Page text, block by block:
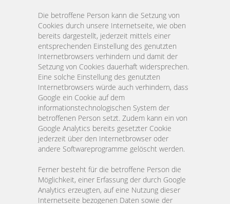
Die betroffene Person kann die Setzung von
Cookies durch unsere Internetseite, wie oben
bereits dargestellt, jederzeit mittels einer
entsprechenden Einstellung des genutzten
Internetbrowsers verhindern und damit der
Setzung von Cookies dauerhaft widersprechen.
Eine solche Einstellung des genutzten
Internetbrowsers würde auch verhindern, dass
Google ein Cookie auf dem
informationstechnologischen System der
betroffenen Person setzt. Zudem kann ein von
Google Analytics bereits gesetzter Cookie
jederzeit über den Internetbrowser oder
andere Softwareprogramme gelöscht werden.
Ferner besteht für die betroffene Person die
Möglichkeit, einer Erfassung der durch Google
Analytics erzeugten, auf eine Nutzung dieser
Internetseite bezogenen Daten sowie der